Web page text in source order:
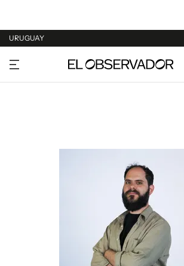
URUGUAY
URUGUAY
ARGENTINA